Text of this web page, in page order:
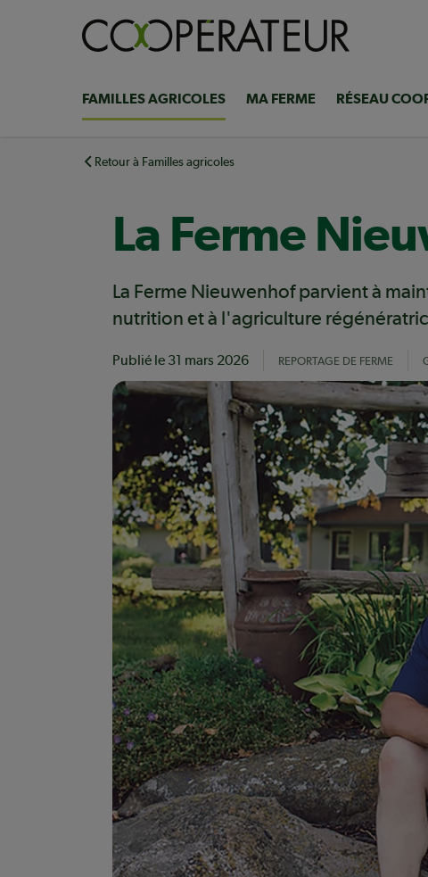
Navigation
principale
FAMILLES AGRICOLES MA FERME RÉSEAU
Retour à Familles agricoles
La Ferme
La Ferme Nieuwenhof parvient à
nutrition et à l'agriculture
Publié le 31 mars 2026 REPORTAGE DE FERME